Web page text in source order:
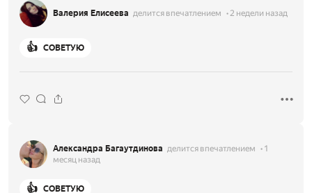
Валерия Елисеева делится впечатлением 2 недели назад
👍 СОВЕТУЮ
Александра Багаутдинова делится впечатлением
1
месяц назад
👍 СОВЕТУЮ